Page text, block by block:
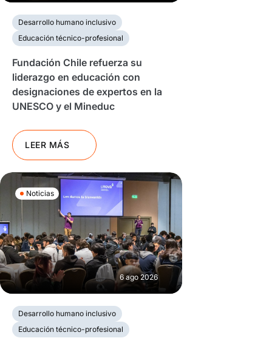
Desarrollo humano inclusivo
Educación técnico-profesional
Fundación Chile refuerza su
liderazgo en educación con
designaciones de expertos en la
UNESCO y el Mineduc
LEER MÁS
Noticias
6 ago 2026
Desarrollo humano inclusivo
Educación técnico-profesional